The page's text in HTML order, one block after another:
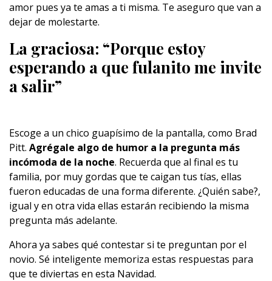
amor pues ya te amas a ti misma. Te aseguro que van a
dejar de molestarte.
La graciosa: “Porque estoy
esperando a que fulanito me invite
a salir”
Escoge a un chico guapísimo de la pantalla, como Brad
Pitt. Agrégale algo de humor a la pregunta más
incómoda de la noche. Recuerda que al final es tu
familia, por muy gordas que te caigan tus tías, ellas
fueron educadas de una forma diferente. ¿Quién sabe?,
igual y en otra vida ellas estarán recibiendo la misma
pregunta más adelante.
Ahora ya sabes qué contestar si te preguntan por el
novio. Sé inteligente memoriza estas respuestas para
que te diviertas en esta Navidad.